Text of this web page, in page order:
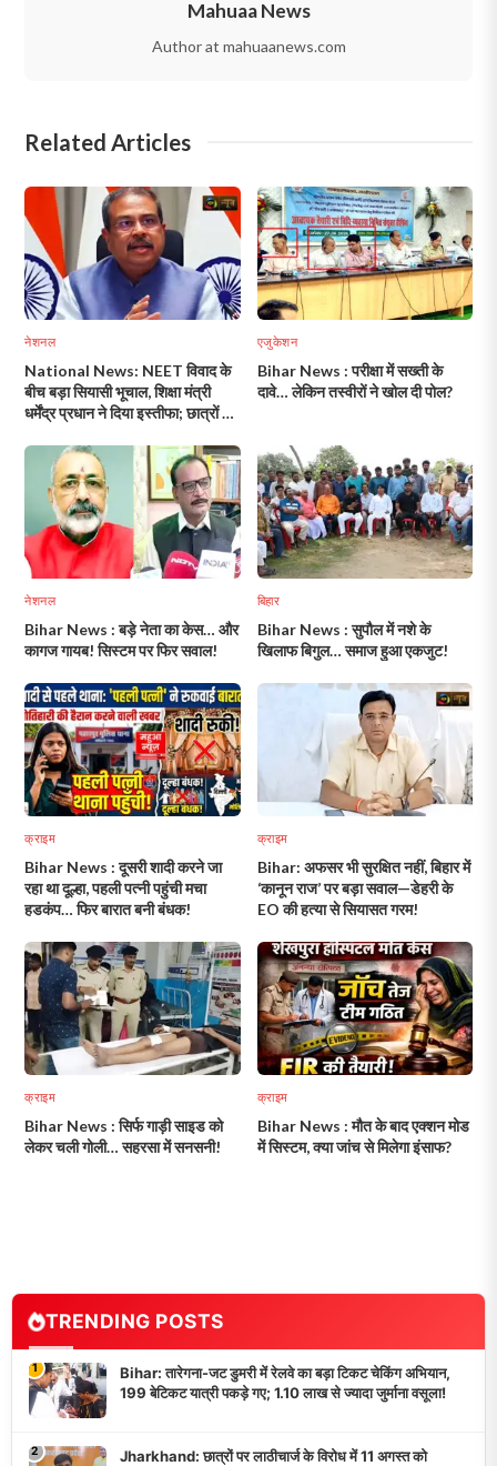
Mahuaa News
Author at mahuaanews.com
Related Articles
नेशनल
National News: NEET विवाद के
बीच बड़ा सियासी भूचाल, शिक्षा मंत्री
धर्मेंद्र प्रधान ने दिया इस्तीफा; छात्रों के
एजुकेशन
Bihar News : परीक्षा में सख्ती के
दावे… लेकिन तस्वीरों ने खोल दी पोल?
नेशनल
Bihar News : बड़े नेता का केस… और
कागज गायब! सिस्टम पर फिर सवाल!
बिहार
Bihar News : सुपौल में नशे के
खिलाफ बिगुल… समाज हुआ एकजुट!
क्राइम
Bihar News : दूसरी शादी करने जा
रहा था दूल्हा, पहली पत्नी पहुंची मचा
हडकंप… फिर बारात बनी बंधक!
क्राइम
Bihar: अफसर भी सुरक्षित नहीं, बिहार में
‘कानून राज’ पर बड़ा सवाल—डेहरी के
EO की हत्या से सियासत गरम!
क्राइम
Bihar News : सिर्फ गाड़ी साइड को
लेकर चली गोली… सहरसा में सनसनी!
क्राइम
Bihar News : मौत के बाद एक्शन मोड
में सिस्टम, क्या जांच से मिलेगा इंसाफ?
TRENDING POSTS
1
Bihar: तारेगना-जट डुमरी में रेलवे का बड़ा टिकट चेकिंग अभियान,
199 बेटिकट यात्री पकड़े गए; 1.10 लाख से ज्यादा जुर्माना वसूला!
2
Jharkhand: छात्रों पर लाठीचार्ज के विरोध में 11 अगस्त को